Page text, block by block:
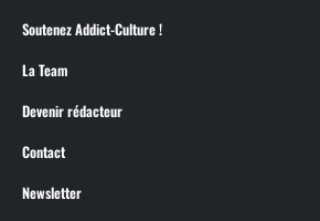
Soutenez Addict-Culture !
La Team
Devenir rédacteur
Contact
Newsletter